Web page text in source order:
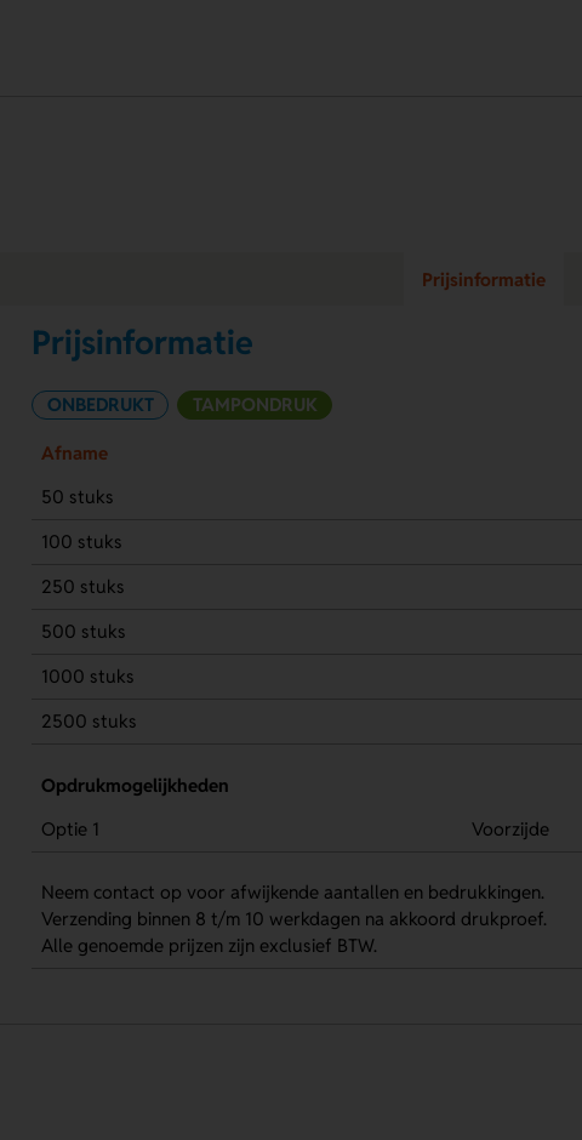
Prijsinformatie
Prijsinformatie
ONBEDRUKT TAMPONDRUK
Afname
50 stuks
100 stuks
250 stuks
500 stuks
1000 stuks
2500 stuks
Opdrukmogelijkheden
Optie 1
Voorzijde
Neem contact op voor afwijkende aantallen en bedrukkingen.
Verzending binnen 8 t/m 10 werkdagen na akkoord drukproef.
Alle genoemde prijzen zijn exclusief BTW.